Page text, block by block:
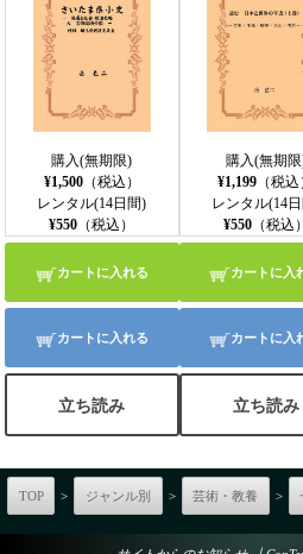
購入(無期限)
¥1,500（税込）
レンタル(14日間)
¥550 （税込）
カートに入れる
カートに入れる
立ち読み
購入(無期
¥1,199 （税込
レンタル(14
¥550（税込）
カートに入
カートに入
立ち読み
TOP > ジャンル別 > 芸術・教養 >